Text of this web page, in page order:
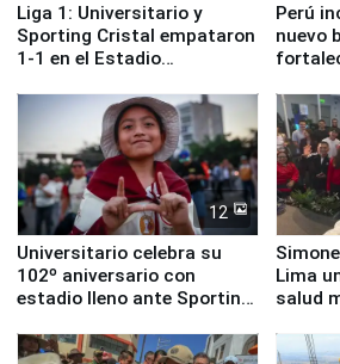
Liga 1: Universitario y
Sporting Cristal empataron
1-1 en el Estadio
Perú
nuevo
12
Universitario celebra su
102º aniversario con
estadio lleno ante Sporting
Lima
salud